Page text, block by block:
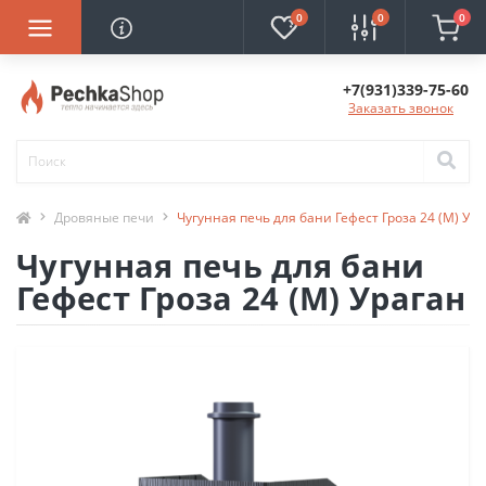
0 0 0
+7(931)339-75-60
Заказать звонок
Дровяные печи Чугунная печь для бани Гефест Гроза 24 (М)
Чугунная печь для бани
Гефест Гроза 24 (М) Ураган